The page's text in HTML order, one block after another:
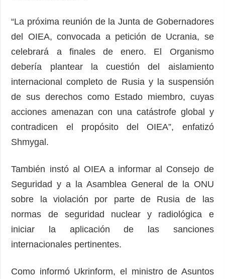
“La próxima reunión de la Junta de Gobernadores
del OIEA, convocada a petición de Ucrania, se
celebrará a finales de enero. El Organismo
debería plantear la cuestión del aislamiento
internacional completo de Rusia y la suspensión
de sus derechos como Estado miembro, cuyas
acciones amenazan con una catástrofe global y
contradicen el propósito del OIEA”, enfatizó
Shmygal.
También instó al OIEA a informar al Consejo de
Seguridad y a la Asamblea General de la ONU
sobre la violación por parte de Rusia de las
normas de seguridad nuclear y radiológica e
iniciar la aplicación de las sanciones
internacionales pertinentes.
Como informó Ukrinform, el ministro de Asuntos